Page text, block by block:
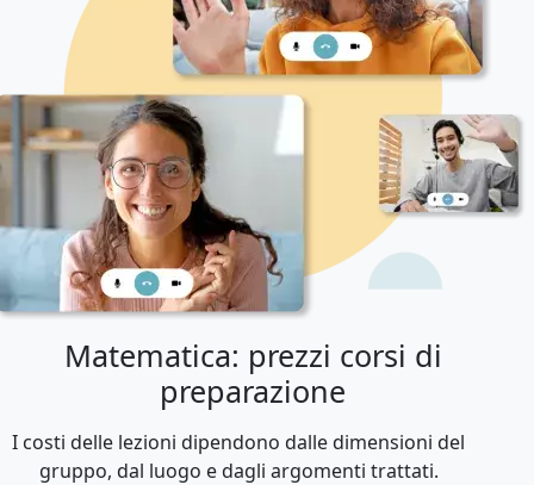
Matematica: prezzi corsi di
preparazione
I costi delle lezioni dipendono dalle dimensioni del
gruppo, dal luogo e dagli argomenti trattati.